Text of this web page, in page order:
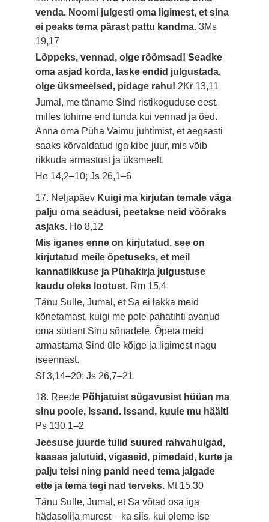
venda. Noomi julgesti oma ligimest, et sina
ei peaks tema pärast pattu kandma.3Ms
19,17
Lõppeks, vennad, olge rõõmsad! Seadke
oma asjad korda, laske endid julgustada,
olge üksmeelsed, pidage rahu! 2Kr 13,11
Jumal, me täname Sind ristikoguduse eest,
milles tohime end tunda kui vennad ja õed.
Anna oma Püha Vaimu juhtimist, et aegsasti
saaks kõrvaldatud iga kibe juur, mis võib
rikkuda armastust ja üksmeelt.
Ho 14,2–10; Js 26,1–6
17. Neljapäev Kuigi ma kirjutan temale väga
palju oma seadusi, peetakse neid võõraks
asjaks. Ho 8,12
Mis iganes enne on kirjutatud, see on
kirjutatud meile õpetuseks, et meil
kannatlikkuse ja Pühakirja julgustuse
kaudu oleks lootust. Rm 15,4
Tänu Sulle, Jumal, et Sa ei lakka meid
kõnetamast, kuigi me pole pahatihti avanud
oma südant Sinu sõnadele. Õpeta meid
armastama Sind üle kõige ja ligimest nagu
iseennast.
Sf 3,14–20; Js 26,7–21
18. Reede Põhjatuist sügavusist hüüan ma
sinu poole, Issand. Issand, kuule mu häält!
Ps 130,1–2
Jeesuse juurde tulid suured rahvahulgad,
kaasas jalutuid, vigaseid, pimedaid, kurte ja
palju teisi ning panid need tema jalgade
ette ja tema tegi nad terveks. Mt 15,30
Tänu Sulle, Jumal, et Sa võtad osa iga
hädasolija murest – ka siis, kui oleme ise